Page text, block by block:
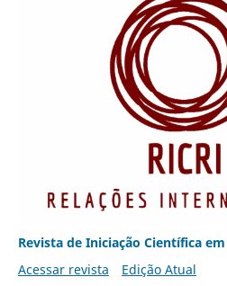
Revista de Iniciação Científica
Acessar revista
Edição Atual